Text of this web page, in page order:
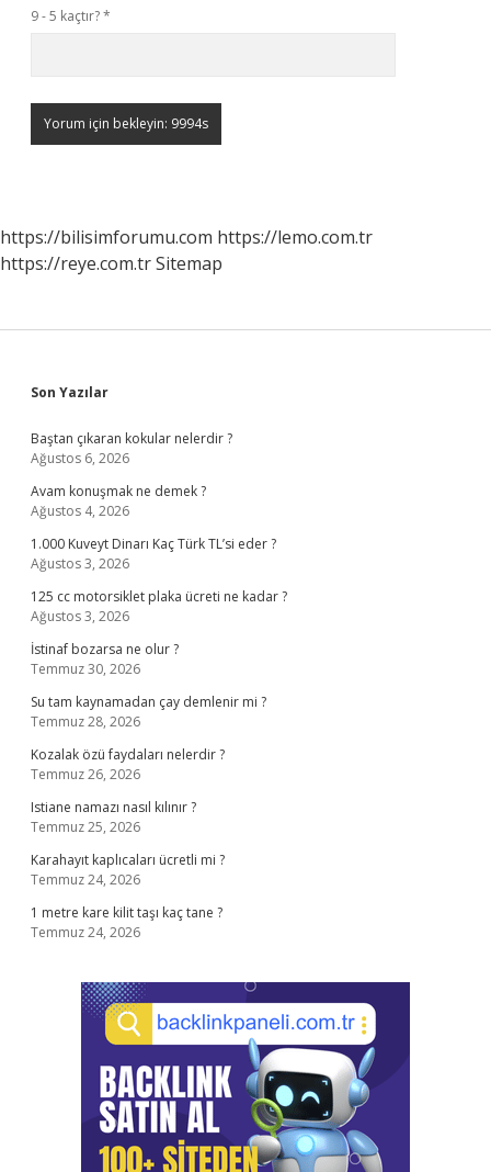
9 - 5 kaçtır?*
https://bilisimforumu.com https://lemo.com.tr
https://reye.com.trSitemap
Sidebar
Son Yazılar
Baştan çıkaran kokular nelerdir ?
Ağustos 6, 2026
Avam konuşmak ne demek ?
Ağustos 4, 2026
1.000 Kuveyt Dinarı Kaç Türk TL’si eder ?
Ağustos 3, 2026
125 cc motorsiklet plaka ücreti ne kadar ?
Ağustos 3, 2026
İstinaf bozarsa ne olur ?
Temmuz 30, 2026
Su tam kaynamadan çay demlenir mi ?
Temmuz 28, 2026
Kozalak özü faydaları nelerdir ?
Temmuz 26, 2026
Istiane namazı nasıl kılınır ?
Temmuz 25, 2026
Karahayıt kaplıcaları ücretli mi ?
Temmuz 24, 2026
1 metre kare kilit taşı kaç tane ?
Temmuz 24, 2026